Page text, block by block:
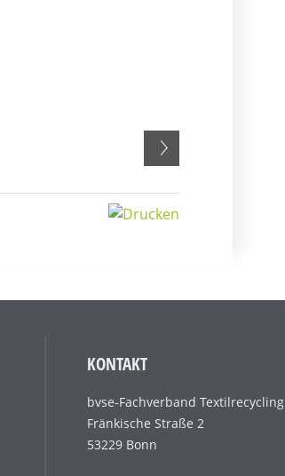
KONTAKT
bvse-Fachverband Textilrecycling
Fränkische Straße 2
53229 Bonn